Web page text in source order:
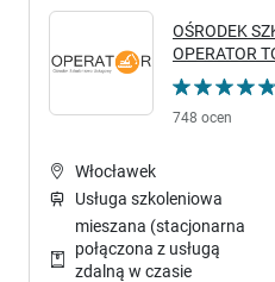
OŚRODEK
OPERATOR
748 ocen
Włocławek
Usługa szkoleniowa
mieszana (stacjonarna
połączona z usługą
zdalną w czasie